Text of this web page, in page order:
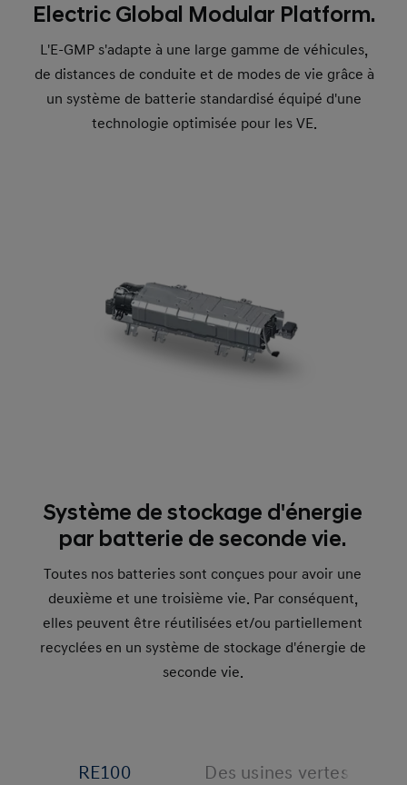
Electric Global Modular Platform.
L'E-GMP s'adapte à une large gamme de véhicules,
de distances de conduite et de modes de vie grâce à
un système de batterie standardisé équipé d'une
technologie optimisée pour les VE.
Système de stockage d'énergie
par batterie de seconde vie.
Toutes nos batteries sont conçues pour avoir une
deuxième et une troisième vie. Par conséquent,
elles peuvent être réutilisées et/ou partiellement
recyclées en un système de stockage d'énergie de
seconde vie.
RE100 Des usines vertes